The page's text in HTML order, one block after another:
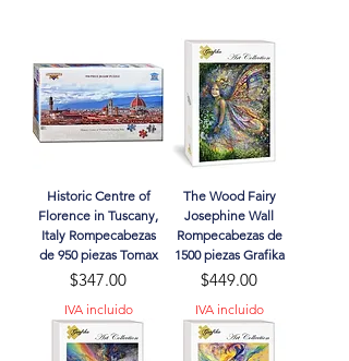
Historic Centre of
Florence in Tuscany,
Italy Rompecabezas
de 950 piezas Tomax
Precio
$347.00
IVA incluido
The Wood Fairy
Josephine Wall
Rompecabezas de
1500 piezas Grafika
Precio
$449.00
IVA incluido